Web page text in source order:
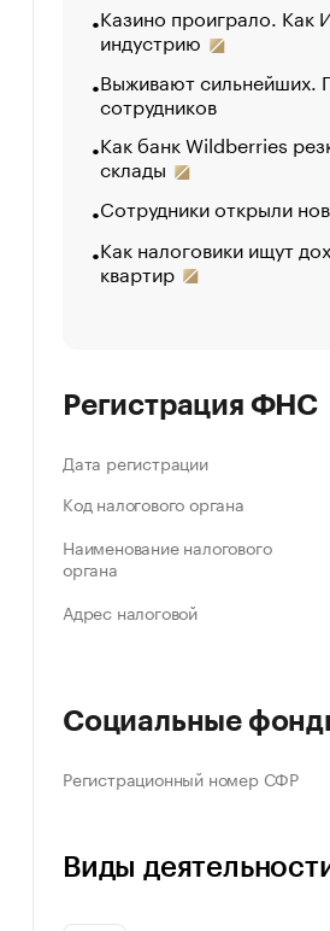
Казино проиграло. Как
индустрию
Выживают сильнейших.
сотрудников
Как банк Wildberries
склады
Сотрудники открыли
Как налоговики ищут
квартир
Регистрация ФНС
Дата регистрации
Код налогового органа
Наименование налогового
органа
Адрес налоговой
Социальные
Регистрационный номер СФР
Виды